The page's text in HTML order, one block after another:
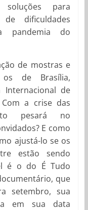
para
dificuldades
pandemia do
de mostras e
os de Brasília,
Internacional de
a crise das
pesará no
E como
ajustá-lo se os
estão sendo
é o do É Tudo
que
setembro, sua
em sua data